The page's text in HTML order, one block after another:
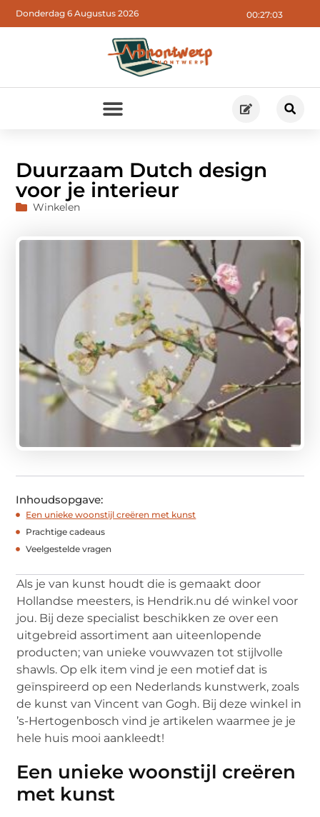
00:27:04
Donderdag 6 Augustus 2026
Duurzaam Dutch design
voor je interieur
Winkelen
Inhoudsopgave:
Een unieke woonstijl creëren met kunst
Prachtige cadeaus
Veelgestelde vragen
Als je van kunst houdt die is gemaakt door
Hollandse meesters, is Hendrik.nu dé winkel voor
jou. Bij deze specialist beschikken ze over een
uitgebreid assortiment aan uiteenlopende
producten; van unieke vouwvazen tot stijlvolle
shawls. Op elk item vind je een motief dat is
geïnspireerd op een Nederlands kunstwerk, zoals
de kunst van Vincent van Gogh. Bij deze winkel in
’s-Hertogenbosch vind je artikelen waarmee je je
hele huis mooi aankleedt!
Een unieke woonstijl creëren
met kunst